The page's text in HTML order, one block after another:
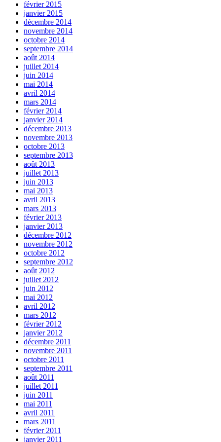
février 2015
janvier 2015
décembre 2014
novembre 2014
octobre 2014
septembre 2014
août 2014
juillet 2014
juin 2014
mai 2014
avril 2014
mars 2014
février 2014
janvier 2014
décembre 2013
novembre 2013
octobre 2013
septembre 2013
août 2013
juillet 2013
juin 2013
mai 2013
avril 2013
mars 2013
février 2013
janvier 2013
décembre 2012
novembre 2012
octobre 2012
septembre 2012
août 2012
juillet 2012
juin 2012
mai 2012
avril 2012
mars 2012
février 2012
janvier 2012
décembre 2011
novembre 2011
octobre 2011
septembre 2011
août 2011
juillet 2011
juin 2011
mai 2011
avril 2011
mars 2011
février 2011
janvier 2011